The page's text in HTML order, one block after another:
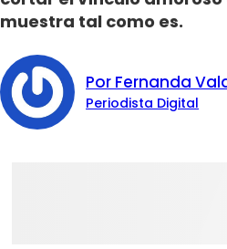
muestra tal como es.
Por Fernanda
Periodista Digital